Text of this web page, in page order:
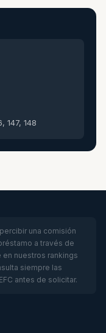
147, 148
una comisión
a través de
en nuestros rankings
siempre las
antes de solicitar.